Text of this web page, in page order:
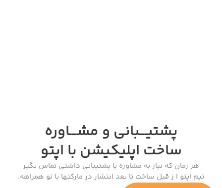
پشتیـــبانی و مشـــاوره
ساخت اپلیکیشنبا اپتو
هر زمان که نیاز به مشاوره یا پشتیبانی داشتی تماس بگیر
تیم اپتو ا ز قبل ساخت تا بعد انتشار در مارکتها با تو همراهه.